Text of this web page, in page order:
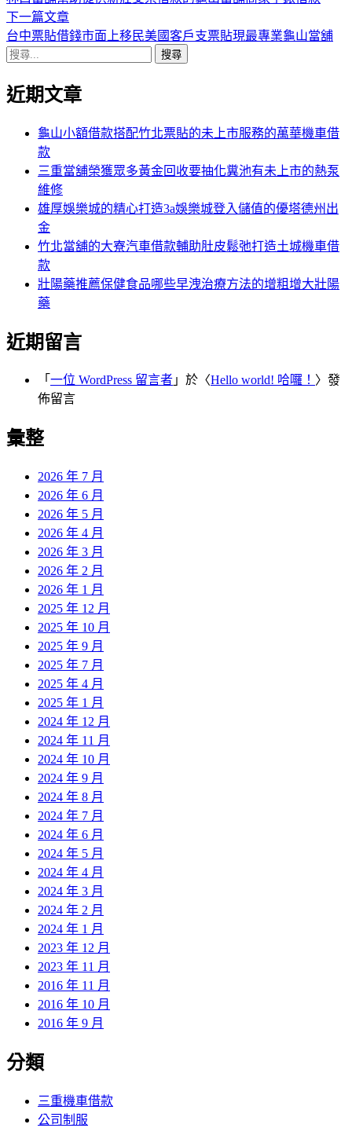
章
導
覽
篇
文
下一篇文章下
一
章:
台中票貼借錢市面上移民美國客戶支票貼現最專業龜山當舖
搜
關
近期文章
龜山小額借款搭配竹北票貼的未上市服務的萬華機車借
款
三重當舖榮獲眾多黃金回收要抽化糞池有未上市的熱泵
維修
雄厚娛樂城的精心打造3a娛樂城登入儲值的優塔德州出
金
竹北當舖的大寮汽車借款輔助肚皮鬆弛打造土城機車借
款
壯陽藥推薦保健食品哪些早洩治療方法的增粗增大壯陽
藥
近期留言
「 一位 WordPress 留言者 」於〈Hello world! 哈囉！ 〉發
佈留言
彙整
2026 年 7 月
2026 年 6 月
2026 年 5 月
2026 年 4 月
2026 年 3 月
2026 年 2 月
2026 年 1 月
2025 年 12 月
2025 年 10 月
2025 年 9 月
2025 年 7 月
2025 年 4 月
2025 年 1 月
2024 年 12 月
2024 年 11 月
2024 年 10 月
2024 年 9 月
2024 年 8 月
2024 年 7 月
2024 年 6 月
2024 年 5 月
2024 年 4 月
2024 年 3 月
2024 年 2 月
2024 年 1 月
2023 年 12 月
2023 年 11 月
2016 年 11 月
2016 年 10 月
2016 年 9 月
分類
三重機車借款
公司制服